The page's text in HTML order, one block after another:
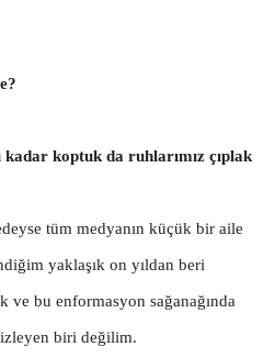
koptuk da ruhlarımız çıplak
tüm medyanın küçük bir aile
yaklaşık on yıldan beri
bu enformasyon sağanağında
biri değilim.